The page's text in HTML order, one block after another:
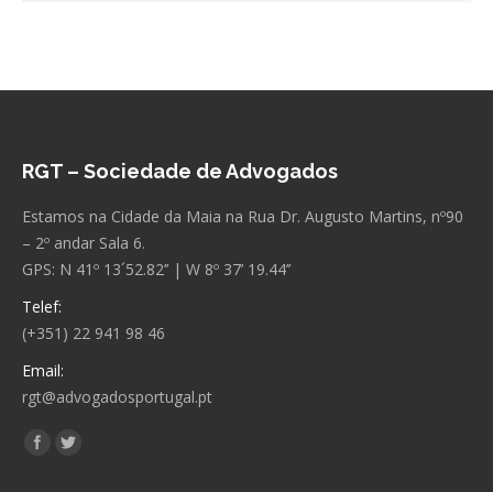
RGT – Sociedade de Advogados
Estamos na Cidade da Maia na Rua Dr. Augusto Martins, nº90
– 2º andar Sala 6.
GPS: N 41º 13´52.82’’ | W 8º 37’ 19.44’’
Telef:
(+351) 22 941 98 46
Email:
rgt@advogadosportugal.pt
Encontre-nos em:
Facebook
Twitter